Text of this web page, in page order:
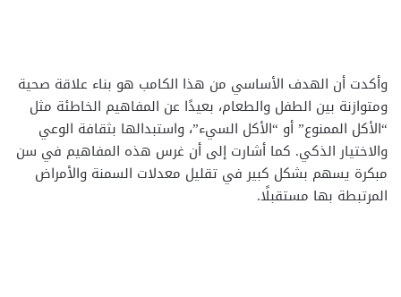
وأكدت أن الهدف الأساسي من هذا الكامب هو بناء علاقة صحية
ومتوازنة بين الطفل والطعام، بعيدًا عن المفاهيم الخاطئة مثل
“الأكل الممنوع” أو “الأكل السيء”، واستبدالها بثقافة الوعي
والاختيار الذكي. كما أشارت إلى أن غرس هذه المفاهيم في سن
مبكرة يسهم بشكل كبير في تقليل معدلات السمنة والأمراض
المرتبطة بها مستقبلًا.